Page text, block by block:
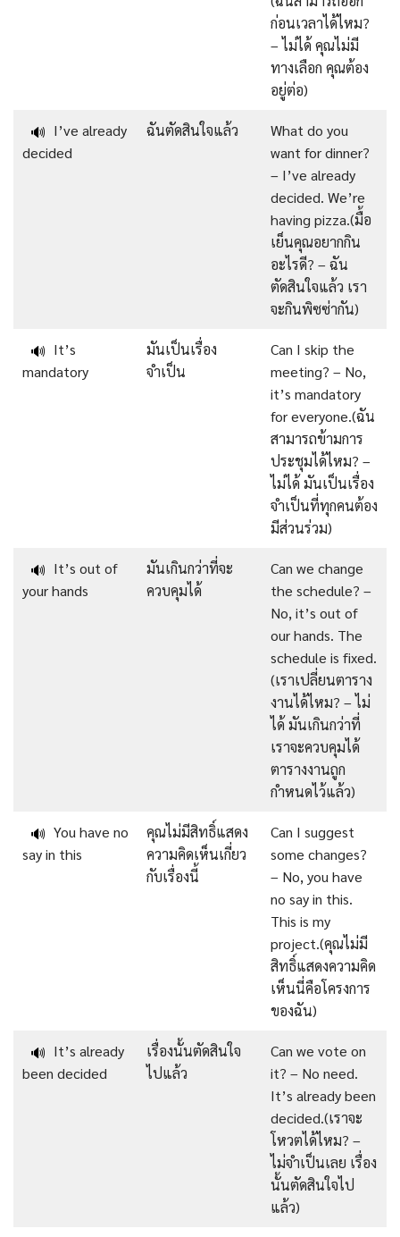
ก่อนเวลาได้ไหม?
– ไม่ได้ คุณไม่มี
ทางเลือก คุณต้อง
อยู่ต่อ)
🔊 I’ve already
decided
ฉันตัดสินใจแล้ว
What do you
want for dinner?
– I’ve already
decided. We’re
having pizza.(มื้อ
เย็นคุณอยากกิน
อะไรดี? – ฉัน
ตัดสินใจแล้ว เรา
จะกินพิซซ่ากัน)
🔊 It’s
mandatory
มันเป็นเรื่อง
จำเป็น
Can I skip the
meeting? – No,
it’s mandatory
for everyone.(ฉัน
สามารถข้ามการ
ประชุมได้ไหม? –
ไม่ได้ มันเป็นเรื่อง
จำเป็นที่ทุกคนต้อง
มีส่วนร่วม)
🔊 It’s out of
your hands
มันเกินกว่าที่จะ
ควบคุมได้
Can we change
the schedule? –
No, it’s out of
our hands. The
schedule is fixed.
(เราเปลี่ยนตาราง
งานได้ไหม? – ไม่
ได้ มันเกินกว่าที่
เราจะควบคุมได้
ตารางงานถูก
กำหนดไว้แล้ว)
🔊 You have no
say in this
คุณไม่มีสิทธิ์แสดง
ความคิดเห็นเกี่ยว
กับเรื่องนี้
Can I suggest
some changes?
– No, you have
no say in this.
This is my
project.(คุณไม่มี
สิทธิ์แสดงความคิด
เห็นนี่คือโครงการ
ของฉัน)
🔊 It’s already
been decided
เรื่องนั้นตัดสินใจ
ไปแล้ว
Can we vote on
it? – No need.
It’s already been
decided.(เราจะ
โหวตได้ไหม? –
ไม่จำเป็นเลย เรื่อง
นั้นตัดสินใจไป
แล้ว)